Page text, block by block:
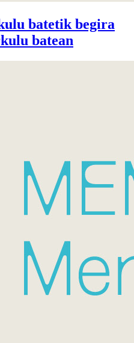
batetik begira
batean